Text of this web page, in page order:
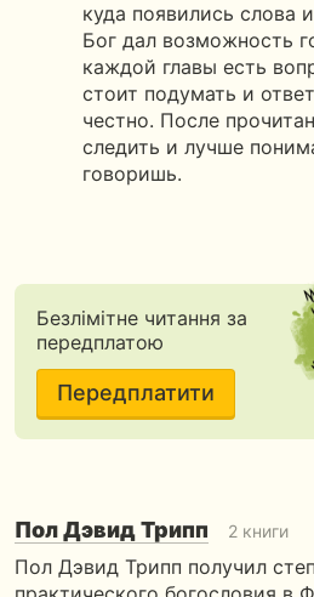
куда появились слова
Бог дал возможность
каждой главы есть
стоит подумать и
честно. После
следить и лучше
говоришь.
Безлімітне читання за
передплатою
Передплатити
Пол Дэвид Трипп 2 книги
Пол Дэвид Трипп получил